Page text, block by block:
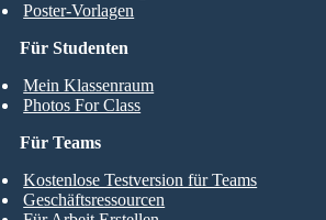
Für Studenten
Mein Klassenraum
Photos For Class
Poster-Vorlagen
Für Teams
Kostenlose Testversion für Teams
Geschäftsressourcen